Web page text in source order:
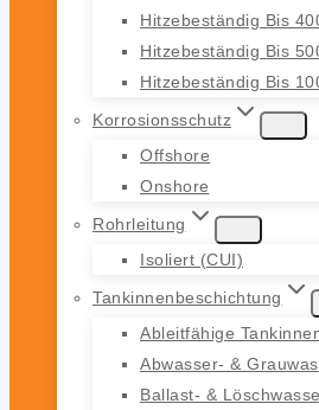
Hitzebeständig Bis
Hitzebeständig Bis
Hitzebeständig Bis
Korrosionsschutz
Offshore
Onshore
Rohrleitung
Isoliert (CUI)
Tankinnenbeschichtung
Ableitfähige
Abwasser- &
Ballast- &